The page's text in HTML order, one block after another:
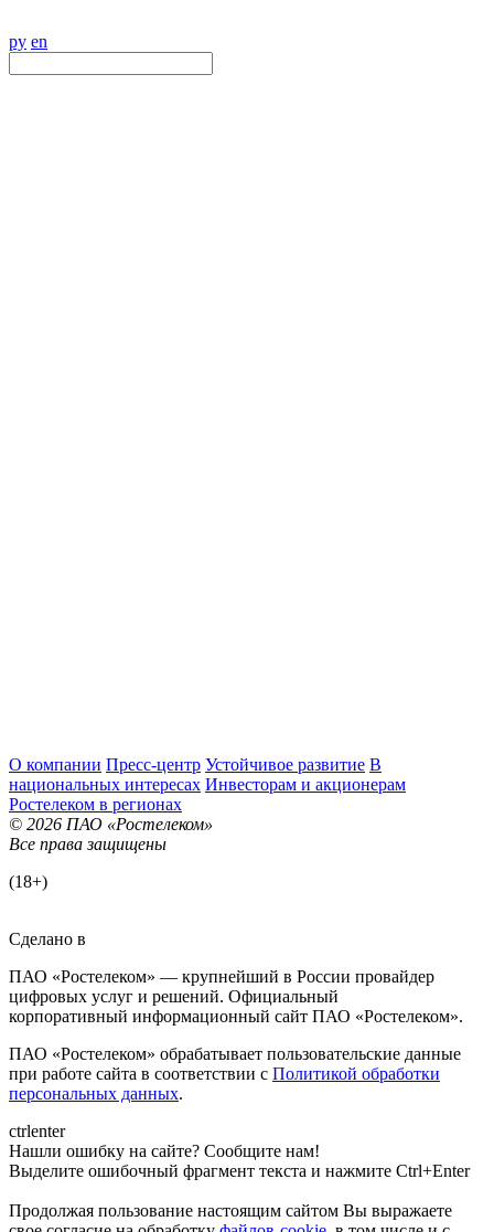
ру en
О компании Пресс-центр Устойчивое развитие В
национальных интересах Инвесторам и акционерам
Ростелеком в регионах
© 2026 ПАО «Ростелеком»
Все права защищены
(18+)
Сделано в
ПАО «Ростелеком» — крупнейший в России провайдер
цифровых услуг и решений. Официальный
корпоративный информационный сайт ПАО «Ростелеком».
ПАО «Ростелеком» обрабатывает пользовательские данные
при работе сайта в соответствии с Политикой обработки
персональных данных.
ctrlenter
Нашли ошибку на сайте? Сообщите нам!
Выделите ошибочный фрагмент текста и нажмите Ctrl+Enter
Продолжая пользование настоящим сайтом Вы выражаете